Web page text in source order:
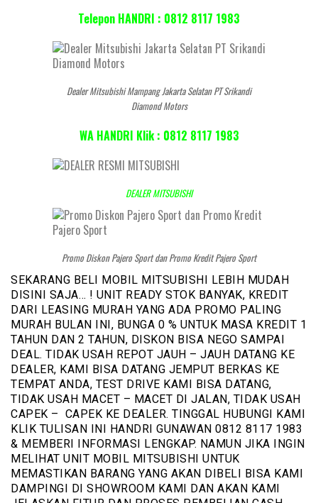
Telepon HANDRI : 0812 8117 1983
Dealer Mitsubishi Mampang Jakarta Selatan PT Srikandi
Diamond Motors
WA HANDRI Klik : 0812 8117 1983
DEALER MITSUBISHI
Promo Diskon Pajero Sport dan Promo Kredit Pajero Sport
SEKARANG BELI MOBIL MITSUBISHI LEBIH MUDAH
DISINI SAJA… ! UNIT READY STOK BANYAK, KREDIT
DARI LEASING MURAH YANG ADA PROMO PALING
MURAH BULAN INI, BUNGA 0 % UNTUK MASA KREDIT 1
TAHUN DAN 2 TAHUN, DISKON BISA NEGO SAMPAI
DEAL. TIDAK USAH REPOT JAUH – JAUH DATANG KE
DEALER, KAMI BISA DATANG JEMPUT BERKAS KE
TEMPAT ANDA, TEST DRIVE KAMI BISA DATANG,
TIDAK USAH MACET – MACET DI JALAN, TIDAK USAH
CAPEK – CAPEK KE DEALER. TINGGAL HUBUNGI KAMI
KLIK TULISAN INI HANDRI GUNAWAN 0812 8117 1983
& MEMBERI INFORMASI LENGKAP. NAMUN JIKA INGIN
MELIHAT UNIT MOBIL MITSUBISHI UNTUK
MEMASTIKAN BARANG YANG AKAN DIBELI BISA KAMI
DAMPINGI DI SHOWROOM KAMI DAN AKAN KAMI